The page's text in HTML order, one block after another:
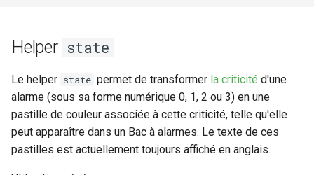
Helper state
Le helper state permet de transformer la criticité d'une
alarme (sous sa forme numérique 0, 1, 2 ou 3) en une
pastille de couleur associée à cette criticité, telle qu'elle
peut apparaître dans un Bac à alarmes. Le texte de ces
pastilles est actuellement toujours affiché en anglais.